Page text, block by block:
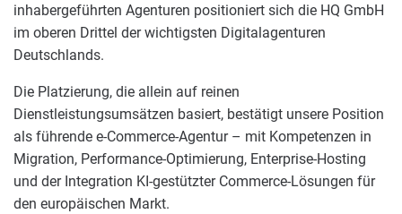
inhabergeführten Agenturen positioniert sich die HQ GmbH
im oberen Drittel der wichtigsten Digitalagenturen
Deutschlands.
Die Platzierung, die allein auf reinen
Dienstleistungsumsätzen basiert, bestätigt unsere Position
als führende e-Commerce-Agentur – mit Kompetenzen in
Migration, Performance-Optimierung, Enterprise-Hosting
und der Integration KI-gestützter Commerce-Lösungen für
den europäischen Markt.